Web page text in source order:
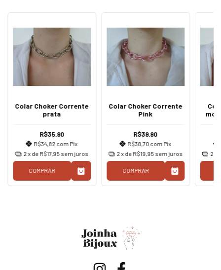
Colar Choker Corrente
prata
R$35,90
R$34,82 com Pix
2x de R$17,95 sem juros
COMPRAR
Colar Choker Corrente
Pink
R$39,90
R$38,70 com Pix
2x de R$19,95 sem juros
COMPRAR
2